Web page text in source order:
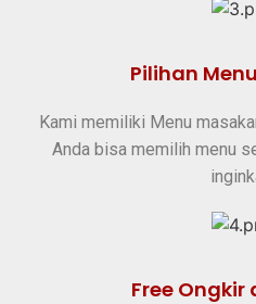
Pilihan
Kami memiliki Menu
Anda bisa memilih menu
Free